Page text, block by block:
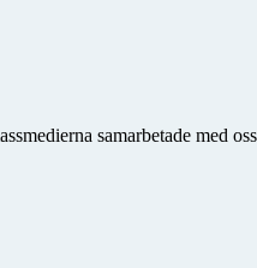
samarbetade med